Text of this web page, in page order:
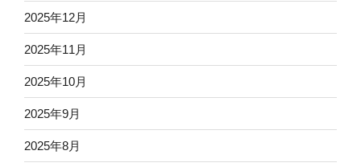
2025年12月
2025年11月
2025年10月
2025年9月
2025年8月